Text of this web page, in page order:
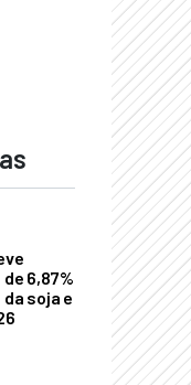
6,87%
da soja e